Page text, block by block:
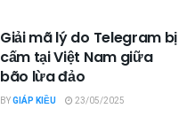
Giải mã lý do Telegram bị
cấm tại Việt Nam giữa
bão lừa đảo
BYGIÁP KIỀU 23/05/2025